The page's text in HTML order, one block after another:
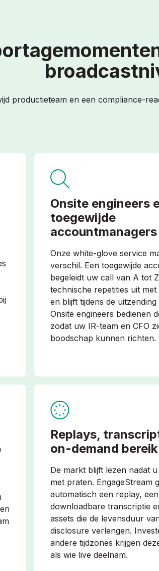
productieteam en een compliance-
Onsite engineers
toegewijde
accountmanagers
Onze white-glove service
verschil. Een toegewijde
begeleidt uw call van A tot
technische repetities uit
en blijft tijdens de
Onsite engineers bedienen
zodat uw IR-team en CFO
boodschap kunnen richten.
Replays,
on-demand bereik
De markt blijft lezen nadat
met praten. EngageStream
automatisch een replay, een
downloadbare transcriptie
assets die de levensduur
disclosure verlengen.
andere tijdzones krijgen
als wie live deelnam.